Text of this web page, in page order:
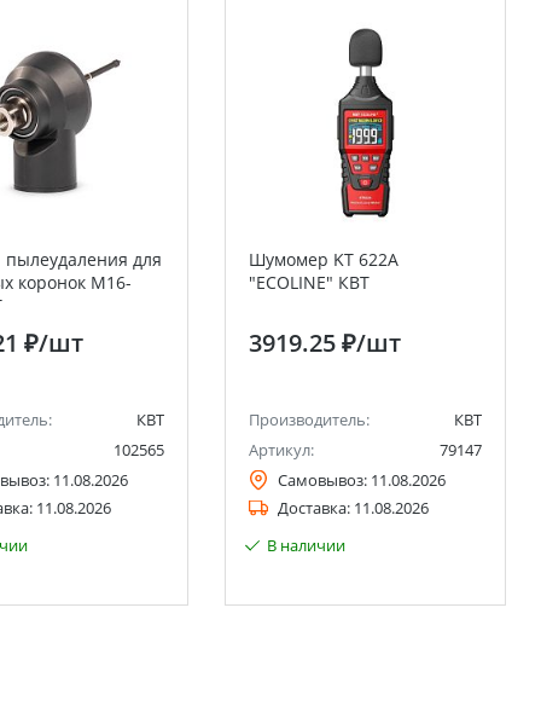
пылеудаления для
коронок M16-
₽/шт
КВТ
102565
11.08.2026
11.08.2026
Шумомер KT 622A
"ECOLINE" КВТ
3919.25 ₽/шт
Производитель:
КВТ
Артикул:
79147
Самовывоз: 11.08.2026
Доставка: 11.08.2026
В наличии